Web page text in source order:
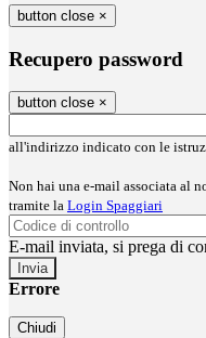
button close ×
Recupero password
button close ×
all'indirizzo indicato con le
Non hai una e-mail associata al
tramite la Login Spaggiari
E-mail inviata, si prega di
Errore
Chiudi